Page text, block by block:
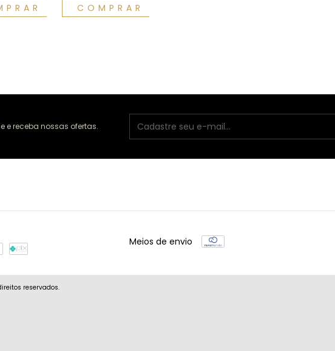
e receba nossas ofertas.
Meios de envio
reservados.